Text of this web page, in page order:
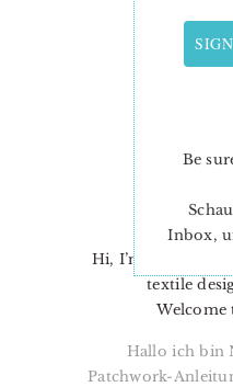
PRIMARY
SIDEBAR
Hi, I’m Nadra.
textile
Welcome
Hallo ich bin
Patchwork-
Be
Inbox,